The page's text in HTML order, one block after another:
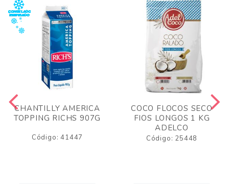
CHANTILLY AMERICA
TOPPING RICHS 907G
Código: 41447
COCO FLOCOS SECO
FIOS LONGOS 1 KG
ADELCO
Código: 25448